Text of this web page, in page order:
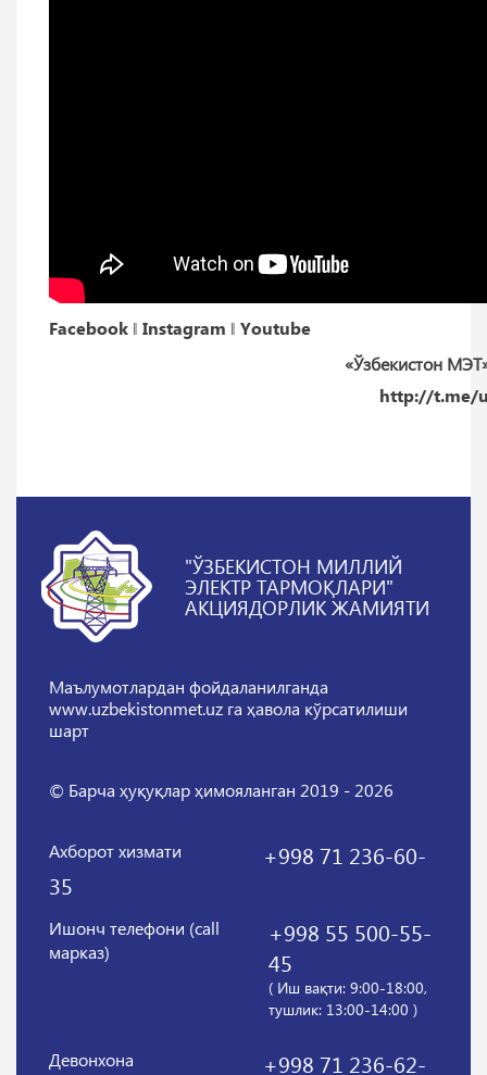
Facebook ‖ Instagram ‖ Youtube
«Ўзбекистон
http://t.me/
"ЎЗБЕКИСТОН МИЛЛИЙ
ЭЛЕКТР ТАРМОҚЛАРИ"
АКЦИЯДОРЛИК ЖАМИЯТИ
Маълумотлардан фойдаланилганда
www.uzbekistonmet.uz га ҳавола кўрсатилиши
шарт
© Барча ҳуқуқлар ҳимояланган 2019 - 2026
Ахборот хизмати
+998 71 236-60-
35
Ишонч телефони (call
марказ)
+998 55 500-55-
45
( Иш вақти: 9:00-18:00,
тушлик: 13:00-14:00 )
Девонхона +998 71 236-62-